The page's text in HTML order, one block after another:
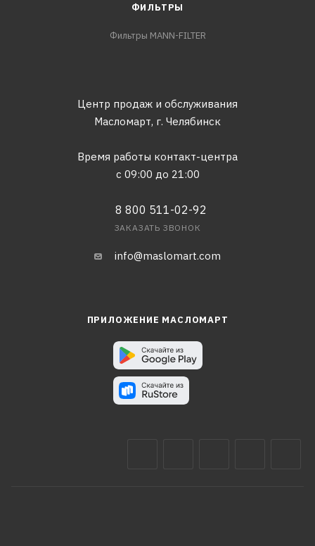
ФИЛЬТРЫ
Фильтры MANN-FILTER
Центр продаж и обслуживания
Масломарт, г. Челябинск
Время работы контакт-центра
с 09:00 до 21:00
8 800 511-02-92
ЗАКАЗАТЬ ЗВОНОК
info@maslomart.com
ПРИЛОЖЕНИЕ МАСЛОМАРТ